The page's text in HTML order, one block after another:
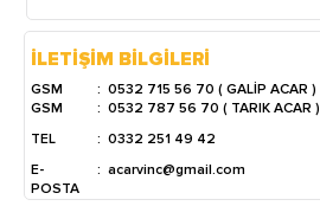
İLETİŞİM BİLGİLERİ
GSM : 0532 715 56 70 ( GALİP ACAR )
GSM
: 0532 787 56 70 ( TARIK ACAR )
TEL
: 0332 251 49 42
E-
POSTA
: acarvinc@gmail.com